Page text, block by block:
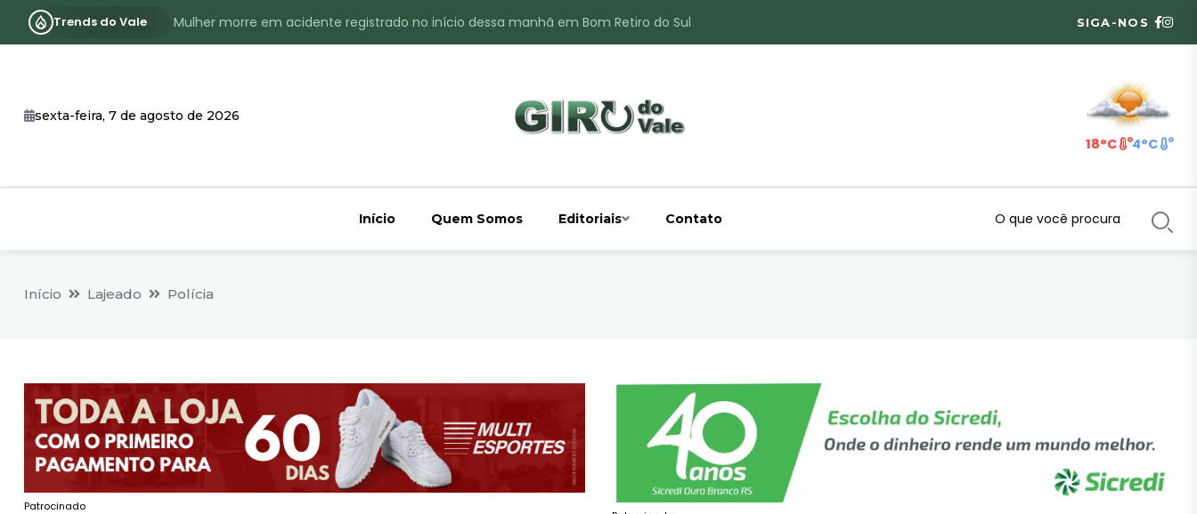
Trends do Vale
Mulher morre em acidente registrado no início dessa manhã em Bom Retiro do Sul
Identificado o jovem assassinado no interior de Bom Retiro do Sul
SIGA-NOS
sexta-feira, 7 de agosto de 2026
18°C 4°C
Início Quem Somos Editoriais Contato
Início Lajeado Polícia
Patrocinado